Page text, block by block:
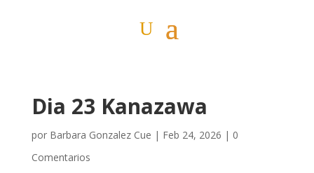
Dia 23 Kanazawa
por Barbara Gonzalez Cue | Feb 24, 2026 | 0
Comentarios